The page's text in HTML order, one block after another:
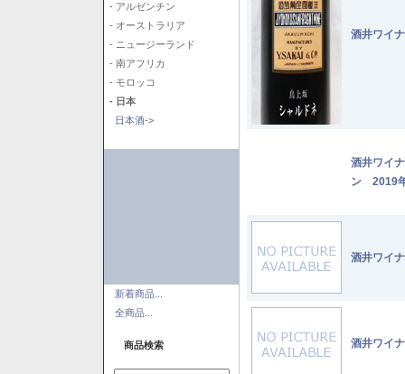
- アルゼンチン
- オーストラリア
- ニュージーランド
- 南アフリカ
- モロッコ
- 日本
日本酒->
新着商品...
全商品...
商品検索
酒井ワイ
酒井ワイ
ン 2019
酒井ワイ
酒井ワイ